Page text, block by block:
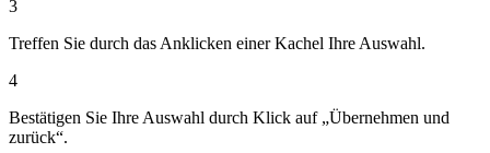
3
Treffen Sie durch das Anklicken einer Kachel Ihre Auswahl.
4
Bestätigen Sie Ihre Auswahl durch Klick auf „Übernehmen und
zurück“.